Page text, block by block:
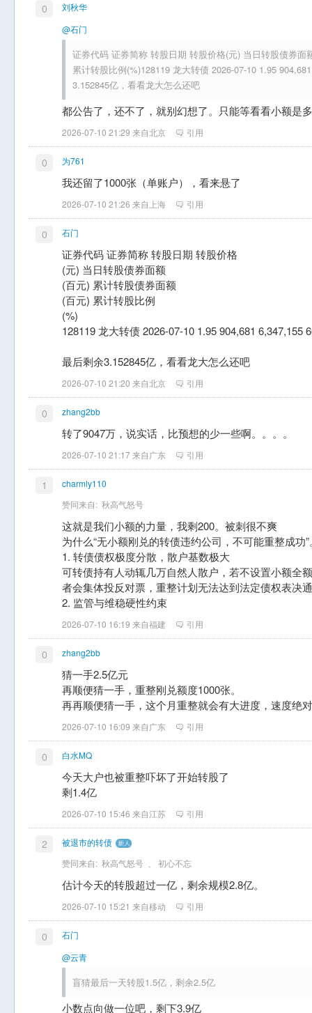
0
刘秋华
@石门
证券代码 证券简称 转股日期 转股价格(元) 当日转股债券面
累计转股比例(%)128119 龙大转债 2026-07-10 1.95
3.152845亿，看看龙大怎么还吧
都公告了，还不了，就别幻想了。只能等看看小额是
2026-07-10 21:29 来自北京 引用
0 为761
我还留了1000张（单账户），看来悬了
2026-07-10 21:26 来自上海 引用
0 石门
证券代码 证券简称 转股日期 转股价格
(元) 当日转股债券面额
(百元) 累计转股债券面额
(百元) 累计转股比例
(%)
128119 龙大转债 2026-07-10 1.95 904,681 6,347,155
最后剩余3.152845亿，看看龙大怎么还吧
2026-07-10 21:20 来自北京 引用
0 zhang2bb
转了9047万，说实话，比预想的少一些啊。。。。
2026-07-10 21:17 来自广东 引用
1
charmly110
赞同来自: 秋高气怒号
这就是我们小额的力量，我剩200。被刺很不爽
为什么“无小额刚兑的转债违约公司，不可能重整成功”
1. 转债债权极度分散，散户基数极大
可转债持有人动辄几万自然人散户，若不设置小额全
者会集体投反对票，重整计划无法达到法定债权表决
2. 监管与维稳硬性约束
2026-07-10 16:19 来自福建 引用
0 zhang2bb
猜一手2.5亿元
再顺便猜一手，重整刚兑额度1000张。
再再顺便猜一手，这个月重整就会有大进度，速度
2026-07-10 16:09 来自广东 引用
0 白水MQ
今天大户也被重整吓坏了开始转股了
剩1.4亿
2026-07-10 15:46 来自江苏 引用
2
被退市的转债
赞同来自: 秋高气怒号 初心不忘
估计今天的转股超过一亿，剩余规模2.8亿。
2026-07-10 15:21 来自移动 引用
0
石门
@云青
盲猜最后一天转股1.5亿，剩余2.5亿
小数点向做一位吧，剩下3.9亿